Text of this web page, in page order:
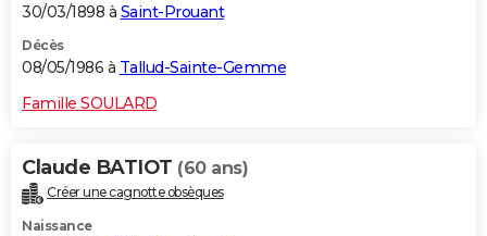
30/03/1898 à Saint-Prouant
Décès
08/05/1986 à Tallud-Sainte-Gemme
Famille SOULARD
Claude BATIOT (60 ans)
Créer une cagnotte obsèques
Naissance